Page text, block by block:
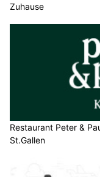
Zuhause
Restaurant Peter &
St.Gallen